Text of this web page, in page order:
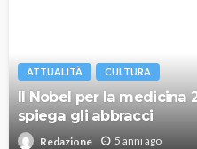
ATTUALITÀ CULTURA
Il Nobel per la medicina
spiega gli abbracci
Redazione 5 anni ago